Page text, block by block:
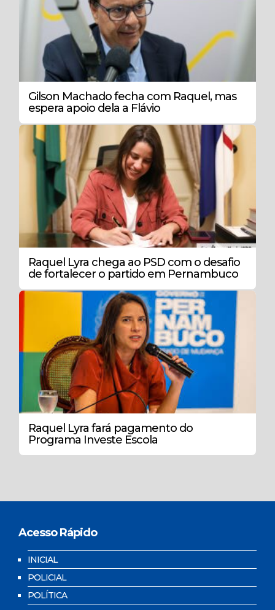
Gilson Machado fecha com Raquel, mas
espera apoio dela a Flávio
Raquel Lyra chega ao PSD com o desafio
de fortalecer o partido em Pernambuco
Raquel Lyra fará pagamento do
Programa Investe Escola
Acesso Rápido
INICIAL
POLICIAL
POLÍTICA